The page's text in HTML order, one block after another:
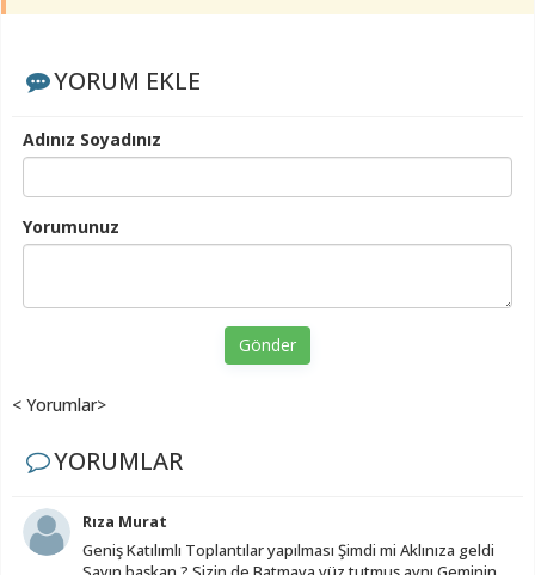
YORUM EKLE
Adınız Soyadınız
Yorumunuz
Gönder
< Yorumlar>
YORUMLAR
Rıza Murat
Geniş Katılımlı Toplantılar yapılması Şimdi mi Aklınıza geldi